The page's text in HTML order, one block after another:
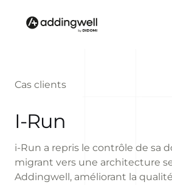
Cas clients
I-Run
i-Run a repris le contrôle de sa
migrant vers une architecture
Addingwell, améliorant la